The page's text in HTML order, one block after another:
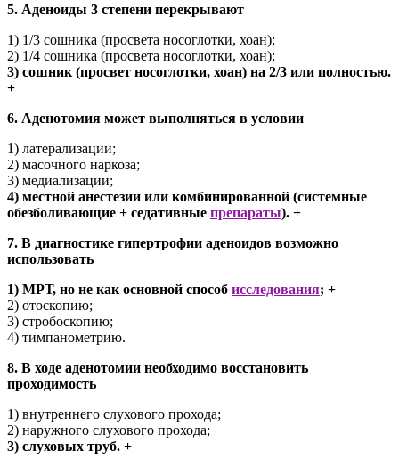
5. Аденоиды 3 степени перекрывают
1) 1/3 сошника (просвета носоглотки, хоан);
2) 1/4 сошника (просвета носоглотки, хоан);
3) сошник (просвет носоглотки, хоан) на 2/3 или полностью.
+
6. Аденотомия может выполняться в условии
1) латерализации;
2) масочного наркоза;
3) медиализации;
4) местной анестезии или комбинированной (системные
обезболивающие + седативные препараты). +
7. В диагностике гипертрофии аденоидов возможно
использовать
1) МРТ, но не как основной способ исследования; +
2) отоскопию;
3) стробоскопию;
4) тимпанометрию.
8. В ходе аденотомии необходимо восстановить
проходимость
1) внутреннего слухового прохода;
2) наружного слухового прохода;
3) слуховых труб. +